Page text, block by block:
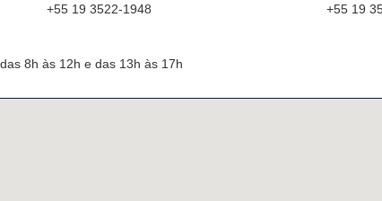
+55 19 3522-1948
+55 19
8h às 12h e das 13h às 17h